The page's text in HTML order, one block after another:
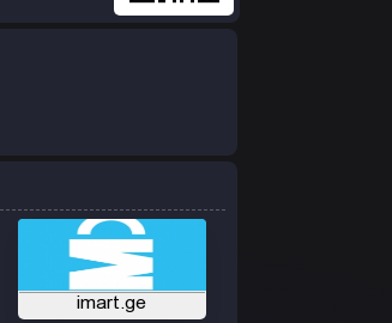
imart.ge